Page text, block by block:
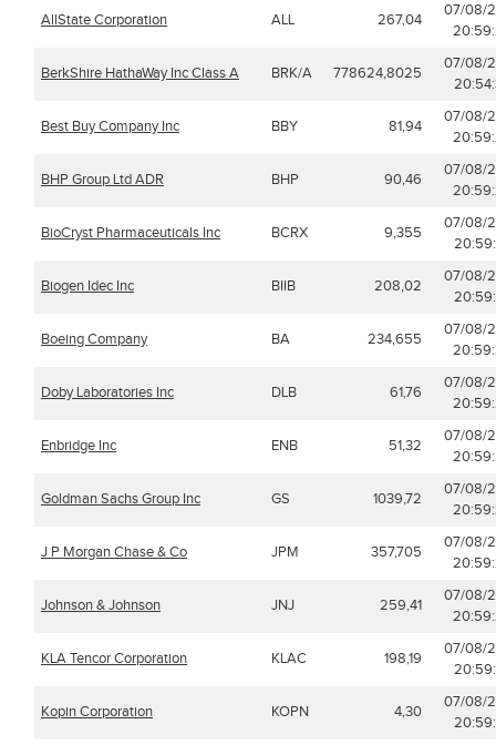
AllState Corporation ALL 267,04
07/08/
BerkShire HathaWay Inc Class A BRK/A 778624,8025
07/08/
Best Buy Company Inc BBY 81,94
07/08/
BHP Group Ltd ADR BHP 90,46
07/08/
BioCryst Pharmaceuticals Inc BCRX 9,355
07/08/
Biogen Idec Inc BIIB 208,02
07/08/
Boeing Company BA 234,655
07/08/
Doby Laboratories Inc DLB 61,76
07/08/
Enbridge Inc ENB 51,32
07/08/
Goldman Sachs Group Inc GS 1039,72
07/08/
J P Morgan Chase & Co JPM 357,705
07/08/
Johnson & Johnson JNJ 259,41
07/08/
KLA Tencor Corporation KLAC 198,19
07/08/
Kopin Corporation KOPN 4,30
07/08/